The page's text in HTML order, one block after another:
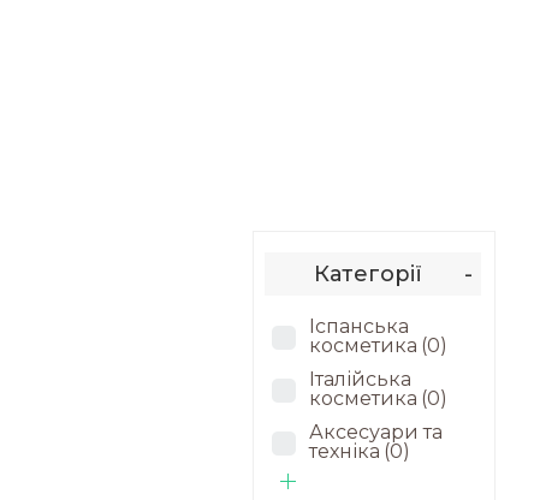
Категорії -
Іспанська
косметика (0)
Італійська
косметика (0)
Аксесуари та
техніка (0)